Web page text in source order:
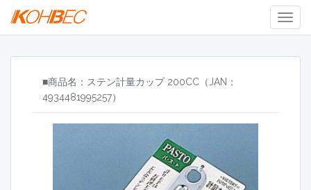
■商品名：ステン計量カップ 200CC（JAN：
4934481995257）